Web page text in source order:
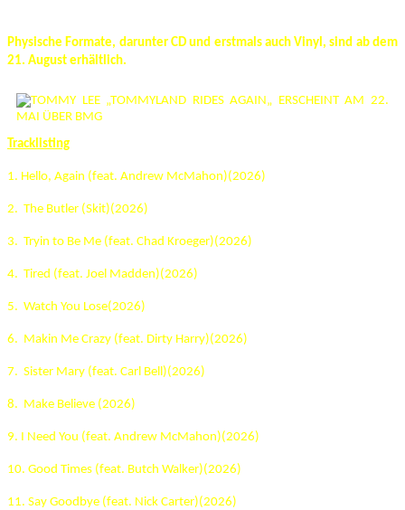
Physische Formate, darunter CD und erstmals auch Vinyl, sind ab dem
21. August erhältlich.
Tracklisting
1. Hello, Again (feat. Andrew McMahon)(2026)
2. The Butler (Skit)(2026)
3. Tryin to Be Me (feat. Chad Kroeger)(2026)
4. Tired (feat. Joel Madden)(2026)
5. Watch You Lose(2026)
6. Makin Me Crazy (feat. Dirty Harry)(2026)
7. Sister Mary (feat. Carl Bell)(2026)
8. Make Believe (2026)
9. I Need You (feat. Andrew McMahon)(2026)
10. Good Times (feat. Butch Walker)(2026)
11. Say Goodbye (feat. Nick Carter)(2026)